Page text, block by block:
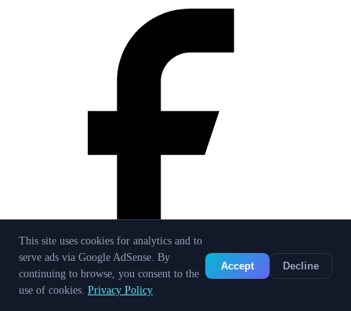
This site uses cookies for analytics and to
serve ads via Google AdSense. By
continuing to browse, you consent to the
use of cookies. Privacy Policy
Accept Decline